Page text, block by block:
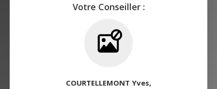
Votre Conseiller :
COURTELLEMONT Yves,